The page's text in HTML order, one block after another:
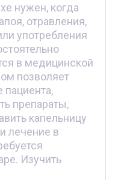
нужен, когда
отравления,
употребления
в медицинской
позволяет
пациента,
препараты,
капельницу
лечение в
Изучить